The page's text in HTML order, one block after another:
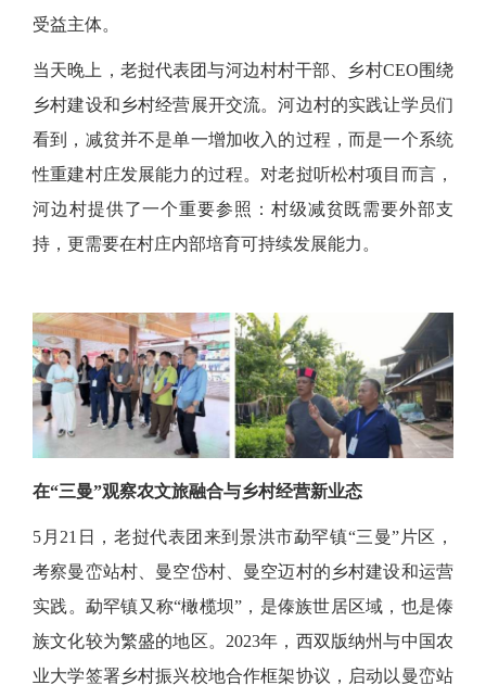
受益主体。
当天晚上，老挝代表团与河边村村干部、乡村CEO围绕
乡村建设和乡村经营展开交流。河边村的实践让学员们
看到，减贫并不是单一增加收入的过程，而是一个系统
性重建村庄发展能力的过程。对老挝听松村项目而言，
河边村提供了一个重要参照：村级减贫既需要外部支
持，更需要在村庄内部培育可持续发展能力。
在“三曼”观察农文旅融合与乡村经营新业态
5月21日，老挝代表团来到景洪市勐罕镇“三曼”片区，
考察曼峦站村、曼空岱村、曼空迈村的乡村建设和运营
实践。勐罕镇又称“橄榄坝”，是傣族世居区域，也是傣
族文化较为繁盛的地区。2023年，西双版纳州与中国农
业大学签署乡村振兴校地合作框架协议，启动以曼峦站